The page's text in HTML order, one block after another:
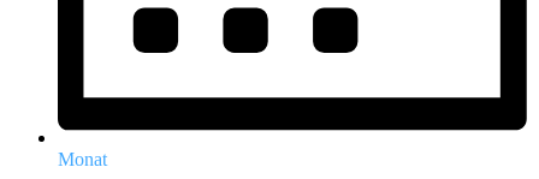
Monat